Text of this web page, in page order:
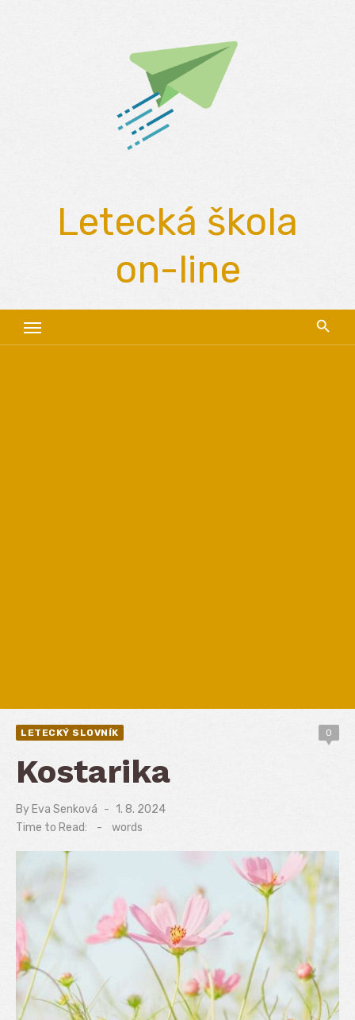
Letecká škola
on-line
LETECKÝ SLOVNÍK 0
Kostarika
By Eva Senková
Posted
on
1. 8. 2024
Time to Read:
- words